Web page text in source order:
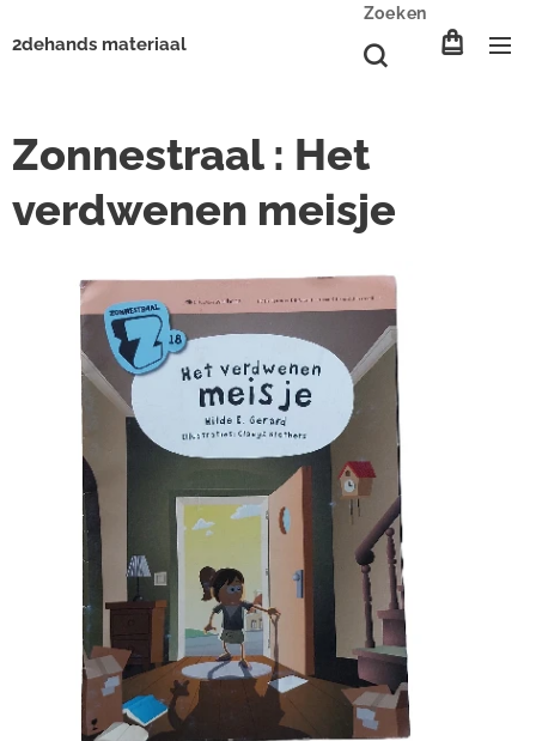
2dehands materiaal
Zoeken
Zonnestraal : Het
verdwenen meisje